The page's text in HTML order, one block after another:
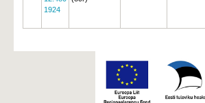
1924